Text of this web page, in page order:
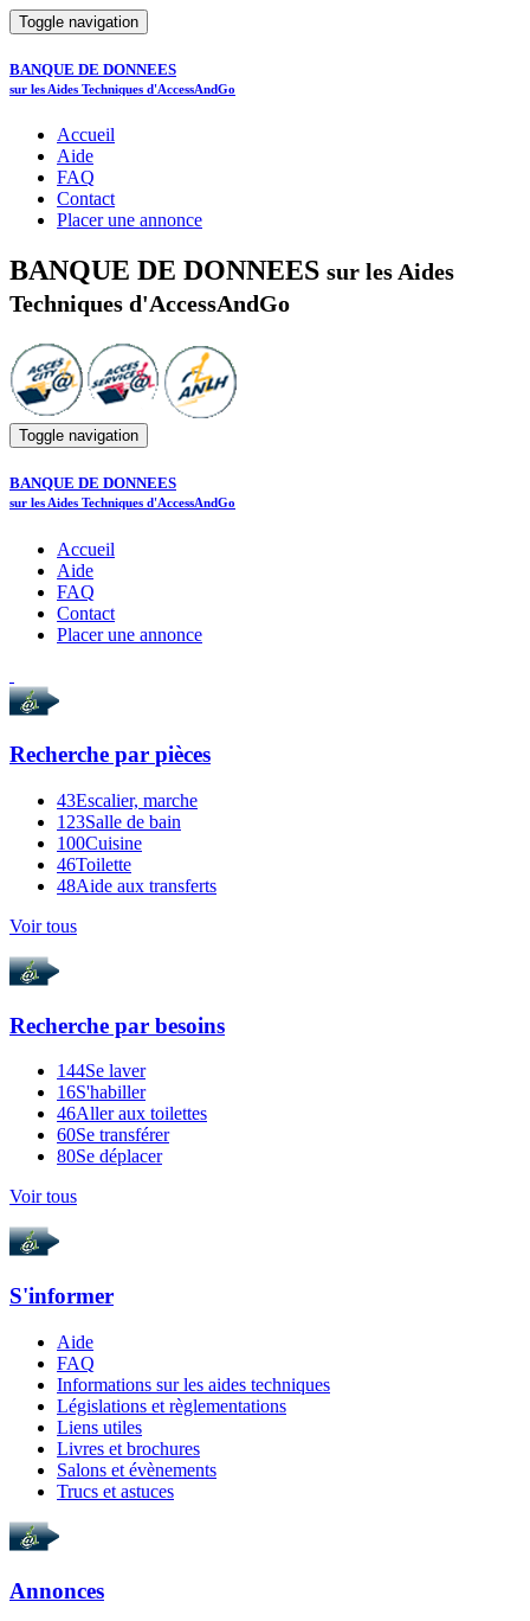
Toggle navigation
BANQUE DE DONNEES
sur les Aides Techniques d'AccessAndGo
Accueil
Aide
FAQ
Contact
Placer une annonce
BANQUE DE DONNEES sur les Aides
Techniques d'AccessAndGo
Toggle navigation
BANQUE DE DONNEES
sur les Aides Techniques d'AccessAndGo
Accueil
Aide
FAQ
Contact
Placer une annonce
Recherche par pièces
43Escalier, marche
123Salle de bain
100Cuisine
46Toilette
48Aide aux transferts
Voir tous
Recherche par besoins
144Se laver
16S'habiller
46Aller aux toilettes
60Se transférer
80Se déplacer
Voir tous
S'informer
Aide
FAQ
Informations sur les aides techniques
Législations et règlementations
Liens utiles
Livres et brochures
Salons et évènements
Trucs et astuces
Annonces